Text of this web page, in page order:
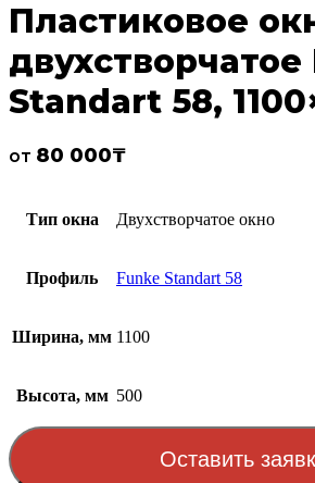
Пластиковое
двухстворчатое
Standart 58,
от 80 000₸
Тип окна Двухстворчатое окно
Профиль Funke Standart 58
Ширина, мм 1100
Высота, мм 500
Оставить